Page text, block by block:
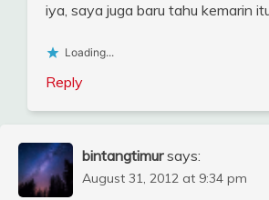
iya, saya juga baru tahu kemarin
Loading...
Reply
bintangtimur says:
August 31, 2012 at 9:34 pm